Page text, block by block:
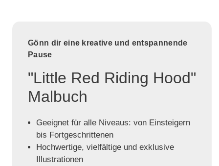
Gönn dir eine kreative und entspannende
Pause
"Little Red Riding Hood"
Malbuch
Geeignet für alle Niveaus: von Einsteigern
bis Fortgeschrittenen
Hochwertige, vielfältige und exklusive
Illustrationen